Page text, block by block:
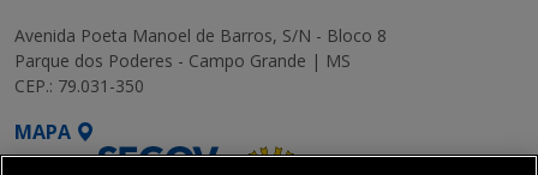
Avenida Poeta Manoel de Barros, S/N - Bloco 8
Parque dos Poderes - Campo Grande | MS
CEP.: 79.031-350
MAPA